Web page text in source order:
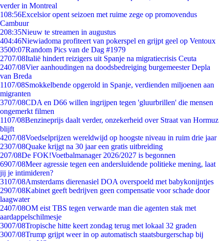
verder in Montreal
108:56Excelsior opent seizoen met ruime zege op promovendus
Cambuur
208:35Nieuw te streamen in augustus
404:46Niewiadoma profiteert van pokerspel en grijpt geel op Ventoux
3500:07Random Pics van de Dag #1979
2707/08Italië hindert reizigers uit Spanje na migratiecrisis Ceuta
2407/08Vier aanhoudingen na doodsbedreiging burgemeester Depla
van Breda
1107/08Smokkelbende opgerold in Spanje, verdienden miljoenen aan
migranten
3707/08CDA en D66 willen ingrijpen tegen 'gluurbrillen' die mensen
ongemerkt filmen
1107/08Benzineprijs daalt verder, onzekerheid over Straat van Hormuz
blijft
4207/08Voedselprijzen wereldwijd op hoogste niveau in ruim drie jaar
2307/08Quake krijgt na 30 jaar een gratis uitbreiding
207/08De FOK!Voetbalmanager 2026/2027 is begonnen
6907/08Meer agressie tegen een andersluidende politieke mening, laat
jij je intimideren?
3107/08Amsterdams dierenasiel DOA overspoeld met babykonijntjes
2907/08Kabinet geeft bedrijven geen compensatie voor schade door
laagwater
2407/08OM eist TBS tegen verwarde man die agenten stak met
aardappelschilmesje
3007/08Tropische hitte keert zondag terug met lokaal 32 graden
3007/08Trump grijpt weer in op automatisch staatsburgerschap bij